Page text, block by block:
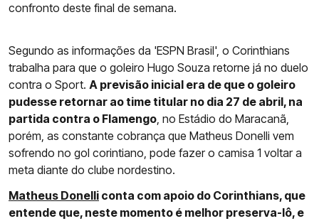
confronto deste final de semana.
Segundo as informações da 'ESPN Brasil', o Corinthians
trabalha para que o goleiro Hugo Souza retorne já no duelo
contra o Sport. A previsão inicial era de que o goleiro
pudesse retornar ao time titular no dia 27 de abril, na
partida contra o Flamengo, no Estádio do Maracanã,
porém, as constante cobrança que Matheus Donelli vem
sofrendo no gol corintiano, pode fazer o camisa 1 voltar a
meta diante do clube nordestino.
Matheus Donelli conta com apoio do Corinthians, que
entende que, neste momento é melhor preserva-lô, e